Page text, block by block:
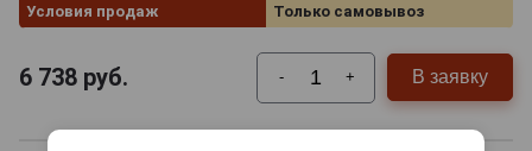
Условия продаж Только самовывоз
6 738 руб. - + В заявку